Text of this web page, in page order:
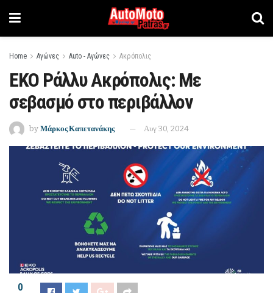
Home Αγώνες Auto - Αγώνες Ακρόπολις
ΕΚΟ Ράλλυ Ακρόπολις: Με
σεβασμό στο περιβάλλον
by Μάρκος Καπετανάκης Αυγ 30, 2024
0